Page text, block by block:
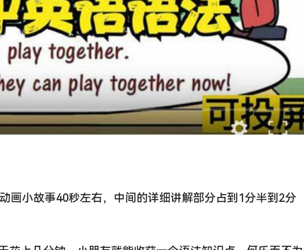
小故事40秒左右，中间的详细讲解部分占到1分半到2分